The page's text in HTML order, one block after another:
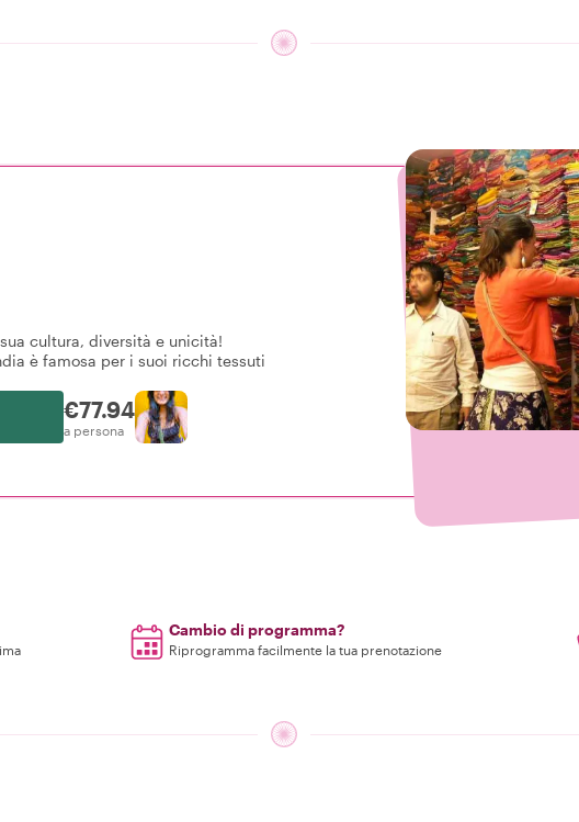
cultura, diversità e unicità!
è famosa per i suoi ricchi tessuti
€77.94
a persona
Cambio di programma?
Riprogramma facilmente la tua prenotazione